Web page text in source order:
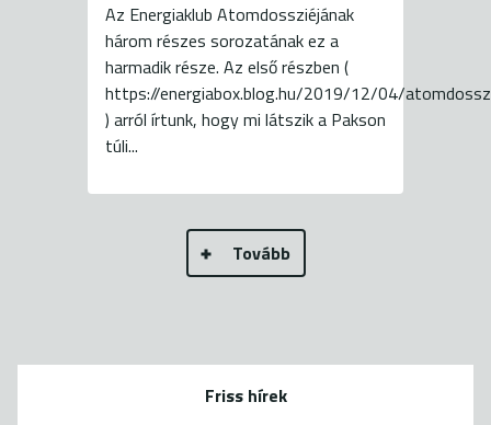
Az Energiaklub Atomdossziéjának
három részes sorozatának ez a
harmadik része. Az első részben (
https://energiabox.blog.hu/2019/12/04/
) arról írtunk, hogy mi látszik a Pakson
túli...
Tovább
Friss hírek